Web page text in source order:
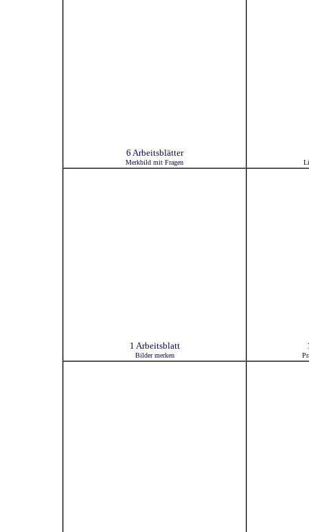
6 Arbeitsblätter
Merkbild mit Fragen
1 Arbeitsblatt
Bilder merken